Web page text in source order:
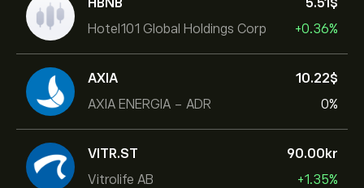
Hotel101 Global Holdings Corp
+0.36%
AXIA
AXIA ENERGIA - ADR
10.22‎$‎
0%
VITR.ST
Vitrolife AB
90.00‎kr‎
+1.35%